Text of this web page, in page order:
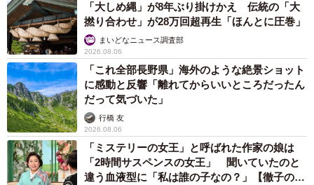
「大しめ縄」が8年ぶり掛けかえ 伝統の「大
撚り合わせ」が28万回超再生「ほんとに圧巻」
まいどなニュース調査部
2026.08.06
「これ全部長野県」海外のような絶景ショット
に感動と反響「離れてからいいところだったん
だって気づいた」
行橋 友
2026.08.06
「ミステリーの女王」と呼ばれた作家の娘は
「2時間サスペンスの女王」 聞いていたのと
違う血液型に「私は誰の子なの？」【徹子の部